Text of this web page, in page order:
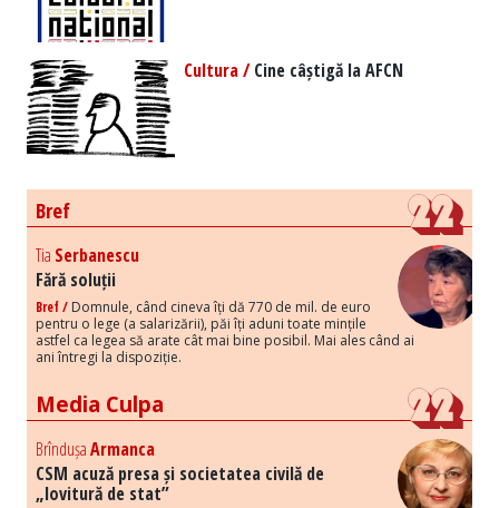
Cultura /Cine câștigă la AFCN
Bref
Tia Serbanescu
Fără soluții
Bref / Domnule, când cineva îți dă 770 de mil. de euro
pentru o lege (a salarizării), păi îți aduni toate mințile
astfel ca legea să arate cât mai bine posibil. Mai ales când ai
ani întregi la dispoziție.
Media Culpa
BrîndușaArmanca
CSM acuză presa și societatea civilă de
„lovitură de stat”